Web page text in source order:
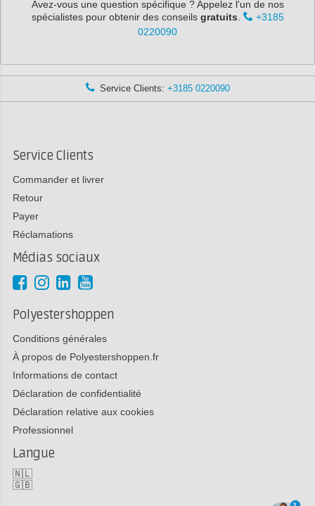
Avez-vous une question spécifique ? Appelez l'un de nos
spécialistes pour obtenir des conseils gratuits
+3185
0220090
Service Clients: +3185 0220090
Service Clients
Commander et livrer
Retour
Payer
Réclamations
Médias sociaux
Polyestershoppen
Conditions générales
À propos de Polyestershoppen.fr
Informations de contact
Déclaration de confidentialité
Déclaration relative aux cookies
Professionnel
Langue
🇳🇱
🇬🇧